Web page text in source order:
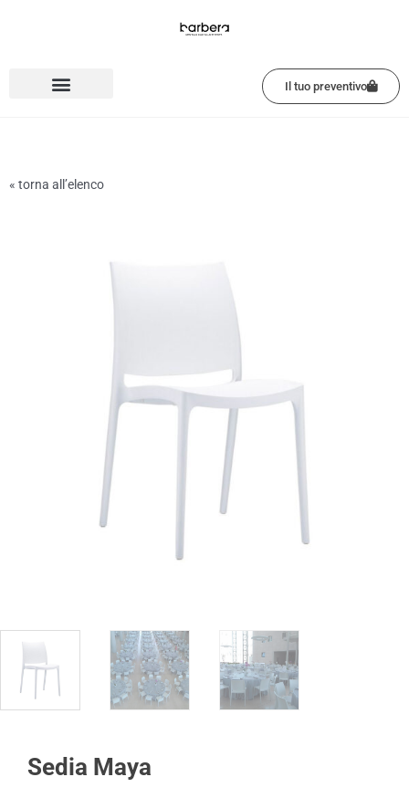
Il tuo preventivo
« torna all’elenco
Sedia Maya